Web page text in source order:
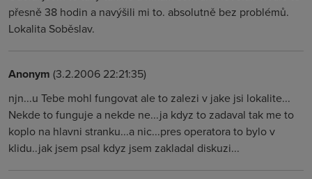
přesně 38 hodin a navýšili mi to. absolutně bez problémů.
Lokalita Soběslav.
Anonym (3.2.2006 22:21:35)
njn...u Tebe mohl fungovat ale to zalezi v jake jsi lokalite...
Nekde to funguje a nekde ne...ja kdyz to zadaval tak me to
koplo na hlavni stranku...a nic...pres operatora to bylo v
klidu..jak jsem psal kdyz jsem zakladal diskuzi...